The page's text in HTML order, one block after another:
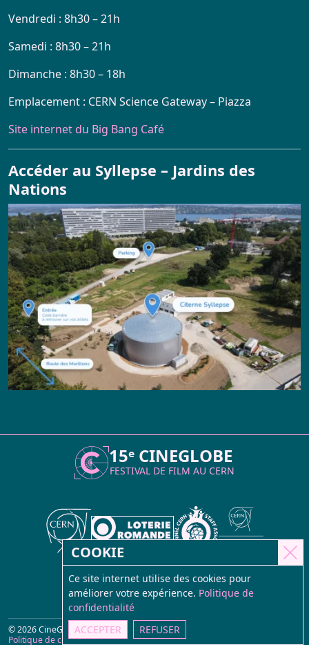
Vendredi : 8h30 – 21h
Samedi : 8h30 – 21h
Dimanche : 8h30 – 18h
Emplacement : CERN Science Gateway – Piazza
Site internet du Big Bang Café
Accéder au Syllepse – Jardins des
Nations
15ᵉ CINEGLOBE
FESTIVAL DE FILM AUCERN
© 2026 CineGlobe
Politique de confidentialité
COOKIE
Ce site internet utilise des cookies pour
améliorer votre expérience. Politique de
confidentialité
ACCEPTER
REFUSER